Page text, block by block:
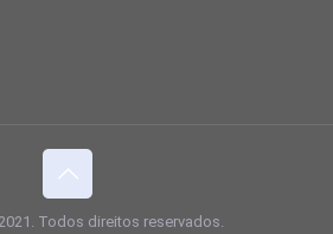
Todos direitos reservados.